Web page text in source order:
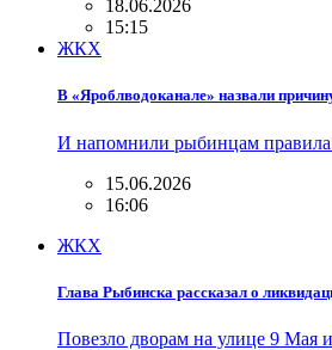
18.06.2026
15:15
ЖКХ
В «Яроблводоканале» назвали
И напомнили рыбинцам правила
15.06.2026
16:06
ЖКХ
Глава Рыбинска рассказал о
Повезло дворам на улице 9 Мая